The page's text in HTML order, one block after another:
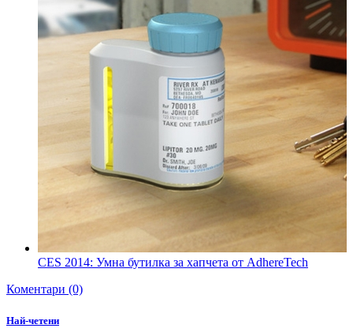
CES 2014: Умна бутилка за хапчета от AdhereTech
Коментари (0)
Най-четени